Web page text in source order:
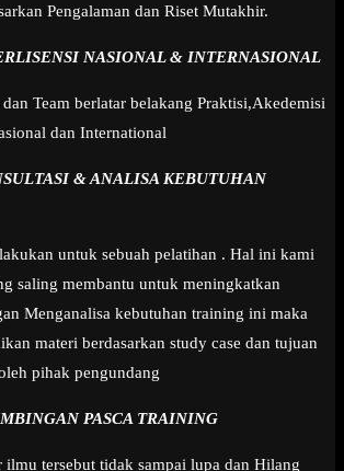
Pengalaman dan Riset Mutakhir.
NASIONAL & INTERNASIONAL
Team berlatar belakang Praktisi,Akedemisi
dan International
& ANALISA KEBUTUHAN
untuk sebuah pelatihan . Hal ini kami
saling membantu untuk meningkatkan
Menganalisa kebutuhan training ini maka
materi berdasarkan study case dan tujuan
pihak pengundang
PASCA TRAINING
ilmu tersebut tidak sampai lupa dan Hilang